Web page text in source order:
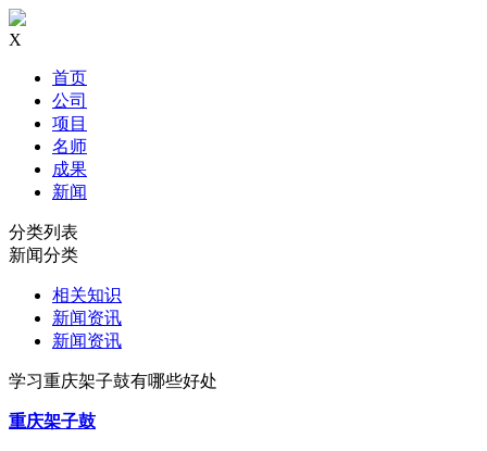
X
首页
公司
项目
名师
成果
新闻
分类列表
新闻分类
相关知识
新闻资讯
新闻资讯
学习重庆架子鼓有哪些好处
重庆架子鼓